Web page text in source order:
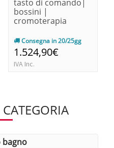
tasto di comando|
bossini |
cromoterapia
Consegna in 20/25gg
1.524,90€
IVA Inc.
bagno